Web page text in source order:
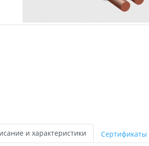
и характеристики Сертификаты